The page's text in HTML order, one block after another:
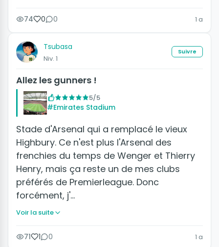
74 0 0 1 a
Tsubasa
Niv. 1
Suivre
Allez les gunners !
5/5
#Emirates Stadium
Stade d'Arsenal qui a remplacé le vieux
Highbury. Ce n'est plus l'Arsenal des
frenchies du temps de Wenger et Thierry
Henry, mais ça reste un de mes clubs
préférés de Premierleague. Donc
forcément, j'…
Voir la suite
71 1 0 1 a